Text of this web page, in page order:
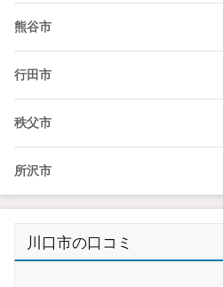
熊谷市
行田市
秩父市
所沢市
川口市の口コミ